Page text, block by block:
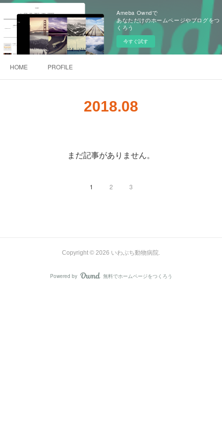
Ameba Owndで
あなただけのホームページやブログをつ
くろう
今すぐ試す
HOME PROFILE
2018.08
まだ記事がありません。
1 2 3
Copyright © 2026 いわぶち動物病院.
Powered by AmebaOwnd
無料でホームページをつくろう